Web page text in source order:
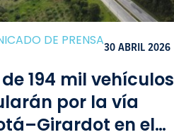
DE PRENSA30 ABRIL 2026
194 mil vehículos
por la vía
en el